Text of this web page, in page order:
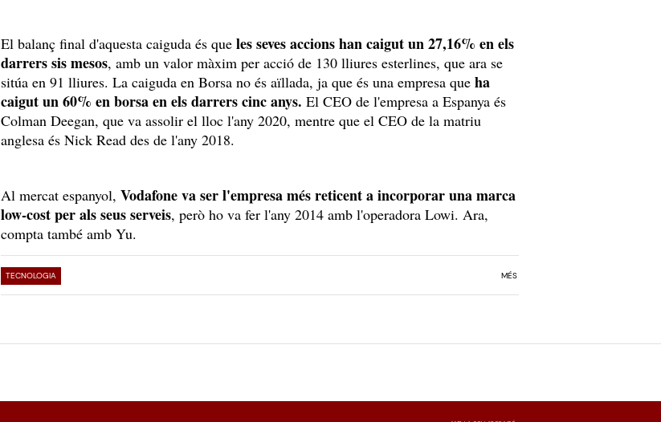
El balanç final d'aquesta caiguda és que les seves accions han caigut un 27,16% en els
darrers sis mesos, amb un valor màxim per acció de 130 lliures esterlines, que ara se
sitúa en 91 lliures. La caiguda en Borsa no és aïllada, ja que és una empresa que ha
caigut un 60% en borsa en els darrers cinc anys. El CEO de l'empresa a Espanya és
Colman Deegan, que va assolir el lloc l'any 2020, mentre que el CEO de la matriu
anglesa és Nick Read des de l'any 2018.
Al mercat espanyol, Vodafone va ser l'empresa més reticent a incorporar una marca
low-cost per als seus serveis, però ho va fer l'any 2014 amb l'operadora Lowi. Ara,
compta també amb Yu.
TECNOLOGIA MÉS